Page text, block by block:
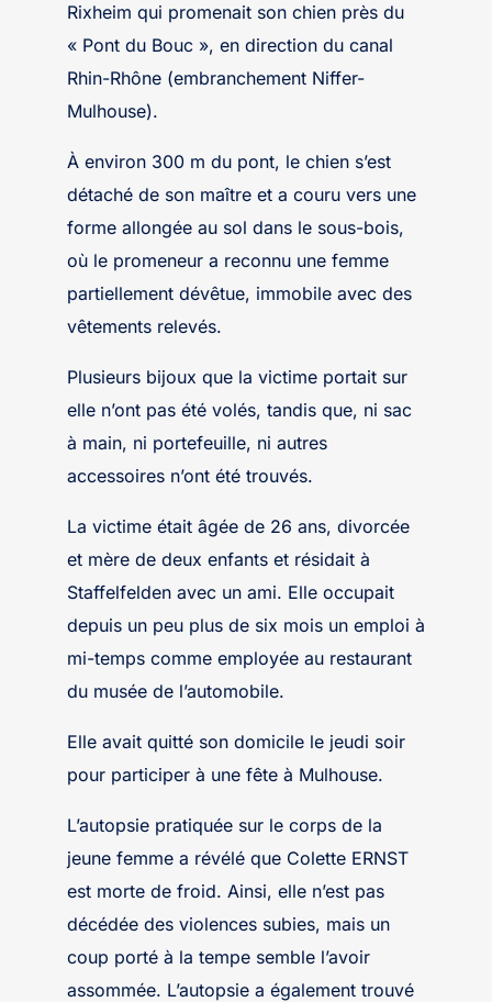
Rixheim qui promenait son chien près du
« Pont du Bouc », en direction du canal
Rhin-Rhône (embranchement Niffer-
Mulhouse).
À environ 300 m du pont, le chien s’est
détaché de son maître et a couru vers une
forme allongée au sol dans le sous-bois,
où le promeneur a reconnu une femme
partiellement dévêtue, immobile avec des
vêtements relevés.
Plusieurs bijoux que la victime portait sur
elle n’ont pas été volés, tandis que, ni sac
à main, ni portefeuille, ni autres
accessoires n’ont été trouvés.
La victime était âgée de 26 ans, divorcée
et mère de deux enfants et résidait à
Staffelfelden avec un ami. Elle occupait
depuis un peu plus de six mois un emploi à
mi-temps comme employée au restaurant
du musée de l’automobile.
Elle avait quitté son domicile le jeudi soir
pour participer à une fête à Mulhouse.
L’autopsie pratiquée sur le corps de la
jeune femme a révélé que Colette ERNST
est morte de froid. Ainsi, elle n’est pas
décédée des violences subies, mais un
coup porté à la tempe semble l’avoir
assommée. L’autopsie a également trouvé